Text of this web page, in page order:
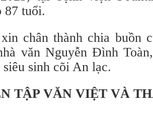
87 tuổi.
chân thành chia buồn
văn Nguyễn Đình
sinh cõi An lạc.
TẬP VĂN VIỆT VÀ